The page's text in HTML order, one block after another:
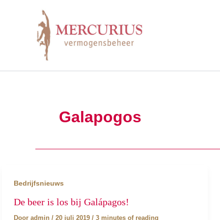
Galapogos
Bedrijfsnieuws
De beer is los bij Galápagos!
Door admin / 20 juli 2019 / 3 minutes of reading